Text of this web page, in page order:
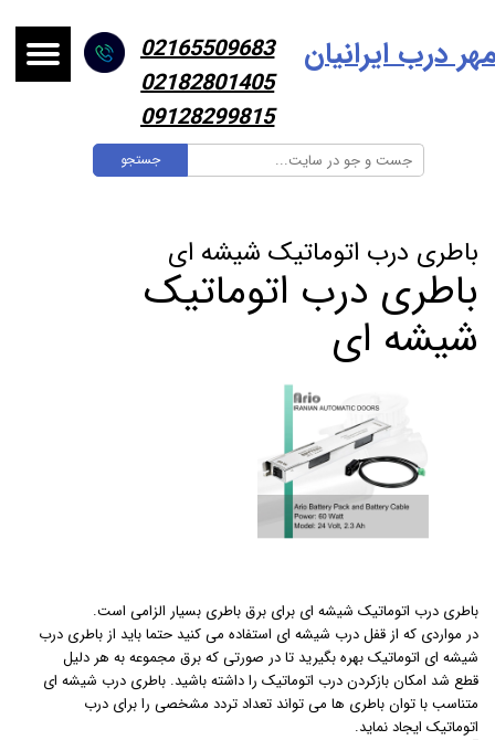
جستجو
درب ایرانیان
02165509683
02182801405
09128299815
باطری درب اتوماتیک شیشه ای
باطری درب اتوماتیک
شیشه ای
باطری درب اتوماتیک شیشه ای برای برق باطری بسیار الزامی است.
در مواردی که از قفل درب شیشه ای استفاده می کنید حتما باید از باطری درب
شیشه ای اتوماتیک بهره بگیرید تا در صورتی که برق مجموعه به هر دلیل
قطع شد امکان بازکردن درب اتوماتیک را داشته باشید. باطری درب شیشه ای
متناسب با توان باطری ها می تواند تعداد تردد مشخصی را برای درب
اتوماتیک ایجاد نماید.